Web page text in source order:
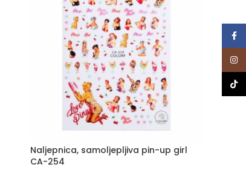
Naljepnica, samoljepljiva pin-up girl
CA-254